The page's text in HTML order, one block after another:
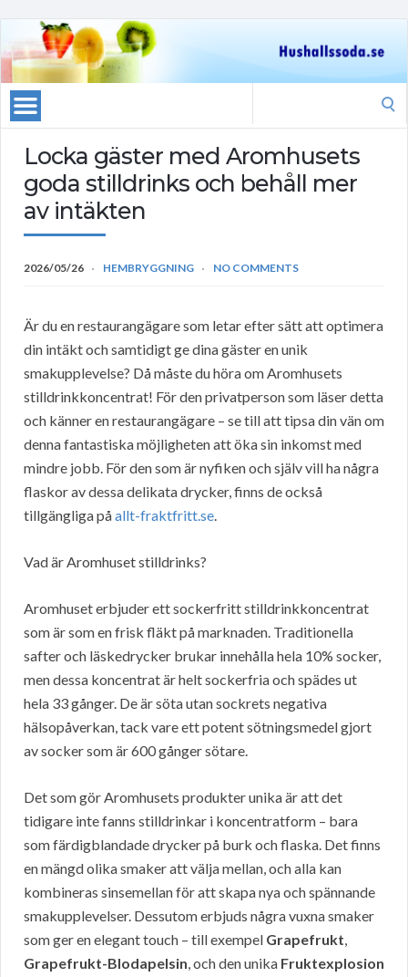
Locka gäster med Aromhusets
goda stilldrinks och behåll mer
av intäkten
2026/05/26 HEMBRYGGNING NO COMMENTS
Är du en restaurangägare som letar efter sätt att optimera
din intäkt och samtidigt ge dina gäster en unik
smakupplevelse? Då måste du höra om Aromhusets
stilldrinkkoncentrat! För den privatperson som läser detta
och känner en restaurangägare – se till att tipsa din vän om
denna fantastiska möjligheten att öka sin inkomst med
mindre jobb. För den som är nyfiken och själv vill ha några
flaskor av dessa delikata drycker, finns de också
tillgängliga påallt-fraktfritt.se.
Vad är Aromhuset stilldrinks?
Aromhuset erbjuder ett sockerfritt stilldrinkkoncentrat
som är som en frisk fläkt på marknaden. Traditionella
safter och läskedrycker brukar innehålla hela 10% socker,
men dessa koncentrat är helt sockerfria och spädes ut
hela 33 gånger. De är söta utan sockrets negativa
hälsopåverkan, tack vare ett potent sötningsmedel gjort
av socker som är 600 gånger sötare.
Det som gör Aromhusets produkter unika är att det
tidigare inte fanns stilldrinkar i koncentratform – bara
som färdigblandade drycker på burk och flaska. Det finns
en mängd olika smaker att välja mellan, och alla kan
kombineras sinsemellan för att skapa nya och spännande
smakupplevelser. Dessutom erbjuds några vuxna smaker
som ger en elegant touch – till exempel Grapefrukt,
Grapefrukt-Blodapelsin, och den unika Fruktexplosion